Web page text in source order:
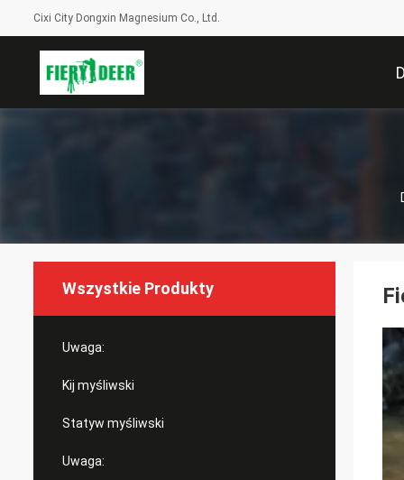
Cixi City Dongxin Magnesium Co., Ltd.
Wszystkie Produkty
Uwaga:
Kij myśliwski
Statyw myśliwski
Uwaga: